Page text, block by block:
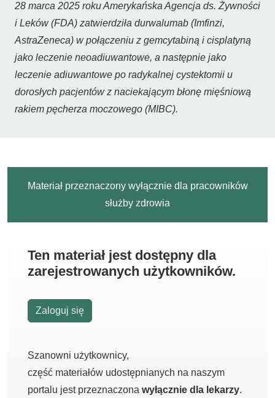
28 marca 2025 roku Amerykańska Agencja ds. Żywności
i Leków (FDA) zatwierdziła durwalumab (Imfinzi,
AstraZeneca) w połączeniu z gemcytabiną i cisplatyną
jako leczenie neoadiuwantowe, a następnie jako
leczenie adiuwantowe po radykalnej cystektomii u
dorosłych pacjentów z naciekającym błonę mięśniową
rakiem pęcherza moczowego (MIBC).
Materiał przeznaczony wyłącznie dla pracowników
służby zdrowia
Ten materiał jest dostępny dla
zarejestrowanych użytkowników.
Zaloguj się
Szanowni użytkownicy,
część materiałów udostępnianych na naszym
portalu jest przeznaczona wyłącznie dla lekarzy.